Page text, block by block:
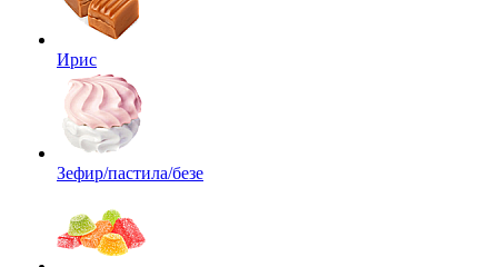
Ирис
Зефир/пастила/безе